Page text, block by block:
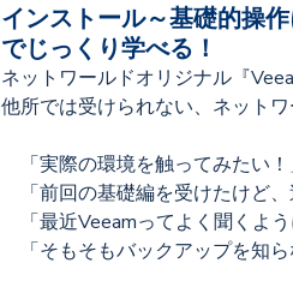
インストール～基礎的操
でじっくり学べる！
ネットワールドオリジナル『
他所では受けられない、ネット
「実際の環境を触ってみたい！
「前回の基礎編を受けたけど、
「最近Veeamってよく聞くよ
「そもそもバックアップを知